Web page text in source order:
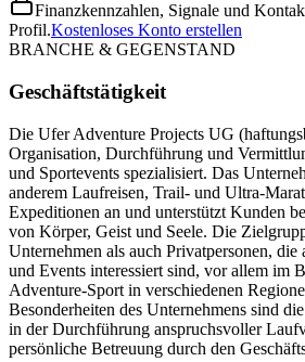
Finanzkennzahlen, Signale und
Profil.Kostenloses Konto erstellen
BRANCHE & GEGENSTAND
Geschäftstätigkeit
Die Ufer Adventure Projects UG
Organisation, Durchführung und
und Sportevents spezialisiert. Das
anderem Laufreisen, Trail- und Ultra-
Expeditionen an und unterstützt Kunden
von Körper, Geist und Seele. Die
Unternehmen als auch Privatpersonen,
und Events interessiert sind, vor allem im
Adventure-Sport in verschiedenen
Besonderheiten des Unternehmens sind
in der Durchführung anspruchsvoller
persönliche Betreuung durch den